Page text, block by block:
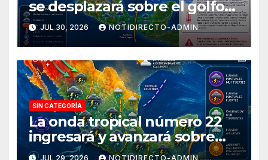
se desplazará sobre el golfo
de Tehuantepec y el sur del
país
JUL 30, 2026 NOTIDIRECTO-ADMIN
SIN CATEGORÍA
La onda tropical número 22
ingresará y avanzará sobre
México
JUL 29, 2026 NOTIDIRECTO-ADMIN